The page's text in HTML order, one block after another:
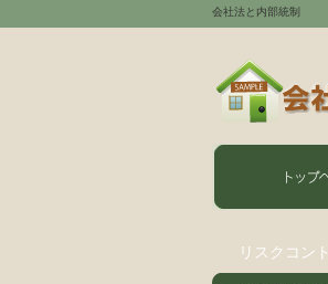
会社法と内部統制
リスクコン